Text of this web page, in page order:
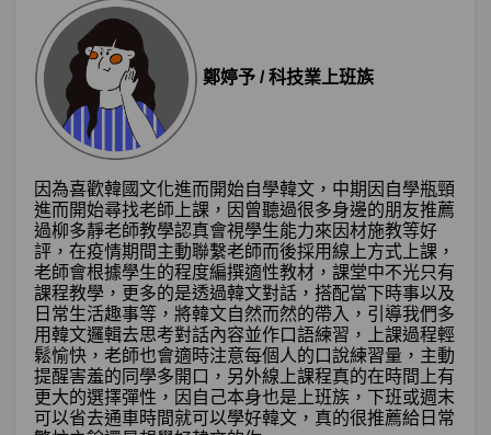
鄭婷予 / 科技業上班族
因為喜歡韓國文化進而開始自學韓文，中期因自學瓶頸
進而開始尋找老師上課，因曾聽過很多身邊的朋友推薦
過柳多靜老師教學認真會視學生能力來因材施教等好
評，在疫情期間主動聯繫老師而後採用線上方式上課，
老師會根據學生的程度編撰適性教材，課堂中不光只有
課程教學，更多的是透過韓文對話，搭配當下時事以及
日常生活趣事等，將韓文自然而然的帶入，引導我們多
用韓文邏輯去思考對話內容並作口語練習，上課過程輕
鬆愉快，老師也會適時注意每個人的口說練習量，主動
提醒害羞的同學多開口，另外線上課程真的在時間上有
更大的選擇彈性，因自己本身也是上班族，下班或週末
可以省去通車時間就可以學好韓文，真的很推薦給日常